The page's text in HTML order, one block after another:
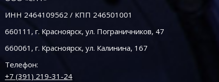
ИНН 2464109562 / КПП 246501001
660111, г. Красноярск, ул. Пограничников, 47
660061, г. Красноярск, ул. Калинина, 167
Телефон:
+7 (391) 219-31-24